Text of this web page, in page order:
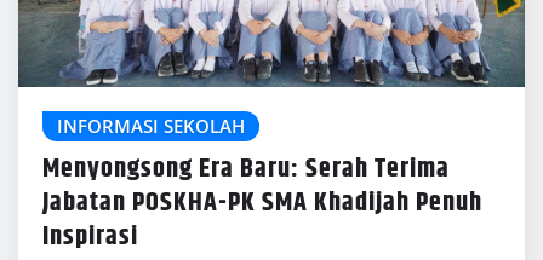
INFORMASI SEKOLAH
Menyongsong Era Baru: Serah Terima
Jabatan POSKHA-PK SMA Khadijah Penuh
Inspirasi